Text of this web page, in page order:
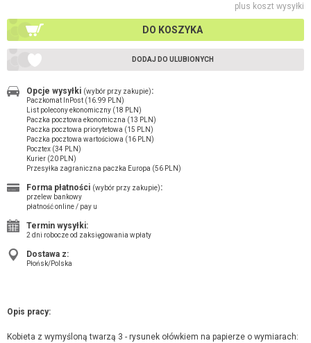
plus koszt wysyłki
DO KOSZYKA
DODAJ DO ULUBIONYCH
Opcje wysyłki (wybór przy zakupie):
Paczkomat InPost (16.99 PLN)
List polecony ekonomiczny (18 PLN)
Paczka pocztowa ekonomiczna (13 PLN)
Paczka pocztowa priorytetowa (15 PLN)
Paczka pocztowa wartościowa (16 PLN)
Pocztex (34 PLN)
Kurier (20 PLN)
Przesyłka zagraniczna paczka Europa (56 PLN)
Forma płatności (wybór przy zakupie):
przelew bankowy
płatność online / pay u
Termin wysyłki:
2 dni robocze od zaksięgowania wpłaty
Dostawa z:
Płońsk/Polska
Opis pracy:
Kobieta z wymyśloną twarzą 3 - rysunek ołówkiem na papierze o wymiarach: